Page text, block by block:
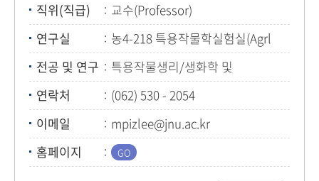
직위(직급)
교수(Professor)
연구실
농4-218 특용작물학실험실(Agrl
Bldg. No.4 Room 216)
전공 및 연구
특용작물생리/생화학 및
기능성물질공학(Special crop
physiology/biochemistry &
functional metabolites
engineering)
연락처
(062) 530 - 2054
이메일
mpizlee@jnu.ac.kr
홈페이지